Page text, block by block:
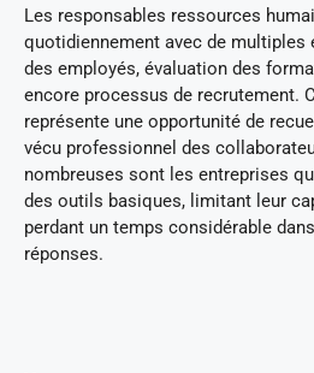
Les responsables ressources
quotidiennement avec de
des employés, évaluation des
encore processus de recrutement.
représente une opportunité de
vécu professionnel des
nombreuses sont les entreprises
des outils basiques, limitant leur
perdant un temps considérable
réponses.